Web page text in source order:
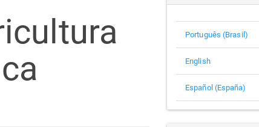
Português (Brasil)
English
Español (España)